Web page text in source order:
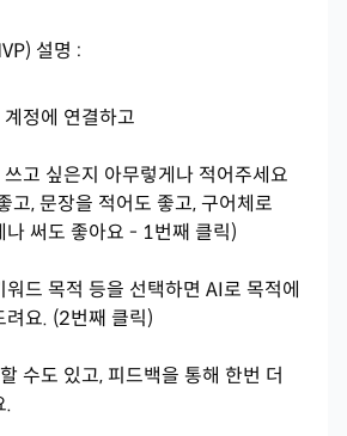
설명 :
정에 연결하고
고 싶은지 아무렇게나 적어주세요
고, 문장을 적어도 좋고, 구어체로
나 써도 좋아요 - 1번째 클릭)
드 목적 등을 선택하면 AI로 목적에
려요. (2번째 클릭)
수도 있고, 피드백을 통해 한번 더
.